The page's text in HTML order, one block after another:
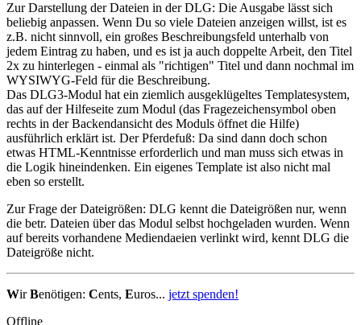
Zur Darstellung der Dateien in der DLG: Die Ausgabe lässt sich
beliebig anpassen. Wenn Du so viele Dateien anzeigen willst, ist es
z.B. nicht sinnvoll, ein großes Beschreibungsfeld unterhalb von
jedem Eintrag zu haben, und es ist ja auch doppelte Arbeit, den Titel
2x zu hinterlegen - einmal als "richtigen" Titel und dann nochmal im
WYSIWYG-Feld für die Beschreibung.
Das DLG3-Modul hat ein ziemlich ausgeklügeltes Templatesystem,
das auf der Hilfeseite zum Modul (das Fragezeichensymbol oben
rechts in der Backendansicht des Moduls öffnet die Hilfe)
ausführlich erklärt ist. Der Pferdefuß: Da sind dann doch schon
etwas HTML-Kenntnisse erforderlich und man muss sich etwas in
die Logik hineindenken. Ein eigenes Template ist also nicht mal
eben so erstellt.
Zur Frage der Dateigrößen: DLG kennt die Dateigrößen nur, wenn
die betr. Dateien über das Modul selbst hochgeladen wurden. Wenn
auf bereits vorhandene Mediendaeien verlinkt wird, kennt DLG die
Dateigröße nicht.
WirBenötigen: Cents, Euros... jetzt spenden!
Offline